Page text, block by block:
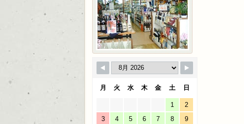
月 火 水 木 金 土 日
1
2
3
4 5 6 7 8
9